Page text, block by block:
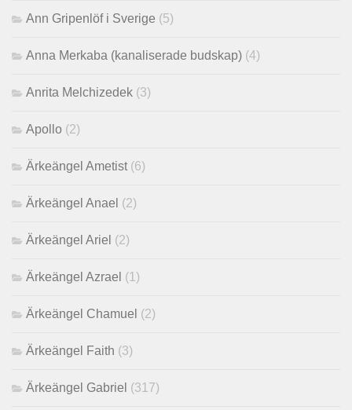
Ann Gripenlöf i Sverige (5)
Anna Merkaba (kanaliserade budskap) (4)
Anrita Melchizedek (3)
Apollo (2)
Ärkeängel Ametist(6)
Ärkeängel Anael (2)
Ärkeängel Ariel (2)
Ärkeängel Azrael (1)
Ärkeängel Chamuel (2)
Ärkeängel Faith (3)
Ärkeängel Gabriel (317)